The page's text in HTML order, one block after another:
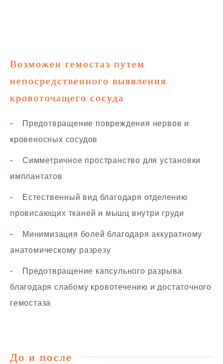
Возможен гемостаз путем
непосредственного выявления
кровоточащего сосуда
-Предотвращение повреждения нервов и
кровеносных сосудов
-Симметричное пространство для установки
имплантатов
-Естественный вид благодаря отделению
провисающих тканей и мышц внутри груди
-Минимизация болей благодаря аккуратному
анатомическому разрезу
-Предотвращение капсульного разрыва
благодаря слабому кровотечению и достаточного
гемостаза
До и после